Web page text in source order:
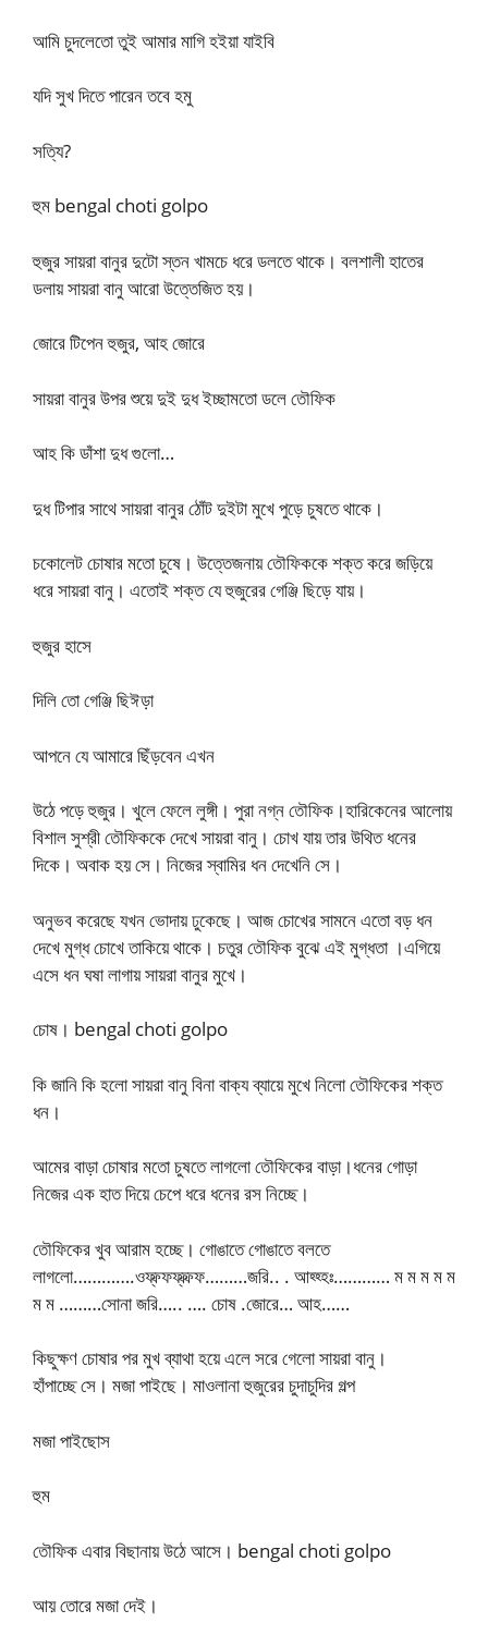
আমি চুদলেতো তুই আমার মাগি হইয়া যাইবি
যদি সুখ দিতে পারেন তবে হমু
সত্যি?
হুম bengal choti golpo
হুজুর সায়রা বানুর দুটো স্তন খামচে ধরে ডলতে থাকে। বলশালী হাতের
ডলায় সায়রা বানু আরো উত্তেজিত হয়।
জোরে টিপেন হুজুর, আহ জোরে
সায়রা বানুর উপর শুয়ে দুই দুধ ইচ্ছামতো ডলে তৌফিক
আহ কি ডাঁশা দুধ গুলো…
দুধ টিপার সাথে সায়রা বানুর ঠোঁট দুইটা মুখে পুড়ে চুষতে থাকে।
চকোলেট চোষার মতো চুষে। উত্তেজনায় তৌফিককে শক্ত করে জড়িয়ে
ধরে সায়রা বানু। এতোই শক্ত যে হুজুরের গেঞ্জি ছিড়ে যায়।
হুজুর হাসে
দিলি তো গেঞ্জি ছিঈড়া
আপনে যে আমারে ছিঁড়বেন এখন
উঠে পড়ে হুজুর। খুলে ফেলে লুঙ্গী। পুরা নগ্ন তৌফিক।হারিকেনের আলোয়
বিশাল সুশ্রী তৌফিককে দেখে সায়রা বানু। চোখ যায় তার উথিত ধনের
দিকে। অবাক হয় সে। নিজের স্বামির ধন দেখেনি সে।
অনুভব করেছে যখন ভোদায় ঢুকেছে। আজ চোখের সামনে এতো বড় ধন
দেখে মুগ্ধ চোখে তাকিয়ে থাকে। চতুর তৌফিক বুঝে এই মুগ্ধতা ।এগিয়ে
এসে ধন ঘষা লাগায় সায়রা বানুর মুখে।
চোষ। bengal choti golpo
কি জানি কি হলো সায়রা বানু বিনা বাক্য ব্যায়ে মুখে নিলো তৌফিকের শক্ত
ধন।
আমের বাড়া চোষার মতো চুষতে লাগলো তৌফিকের বাড়া।ধনের গোড়া
নিজের এক হাত দিয়ে চেপে ধরে ধনের রস নিচ্ছে।
তৌফিকের খুব আরাম হচ্ছে। গোঙাতে গোঙাতে বলতে
লাগলো………….ওফ্ফ্ফফ্ফ্ফ্ফ………জরি.. . আহ্হ্হঃ………… ম ম ম ম ম
ম ম ………সোনা জরি….. …. চোষ .জোরে… আহ……
কিছুক্ষণ চোষার পর মুখ ব্যাথা হয়ে এলে সরে গেলো সায়রা বানু।
হাঁপাচ্ছে সে। মজা পাইছে। মাওলানা হুজুরের চুদাচুদির গল্প
মজা পাইছোস
হুম
তৌফিক এবার বিছানায় উঠে আসে। bengal choti golpo
আয় তোরে মজা দেই।